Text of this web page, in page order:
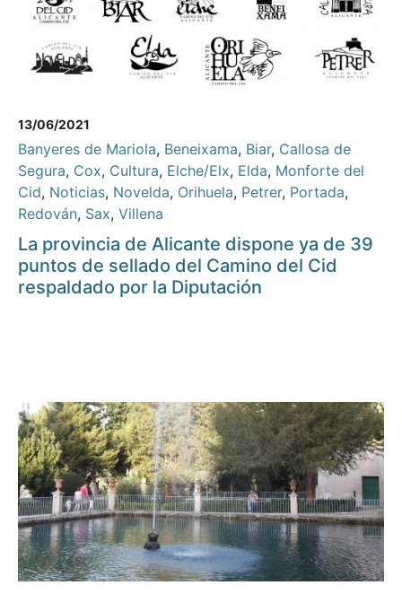
13/06/2021
Banyeres de Mariola, Beneixama, Biar, Callosa de
Segura, Cox, Cultura, Elche/Elx, Elda, Monforte del
Cid, Noticias, Novelda, Orihuela, Petrer, Portada,
Redován, Sax, Villena
La provincia de Alicante dispone ya de 39
puntos de sellado del Camino del Cid
respaldado por la Diputación